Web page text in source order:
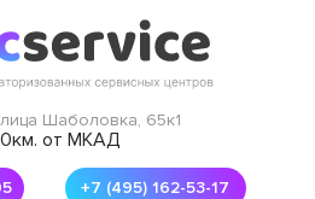
Шаболовка, 65к1
от МКАД
+7 (495) 162-53-17